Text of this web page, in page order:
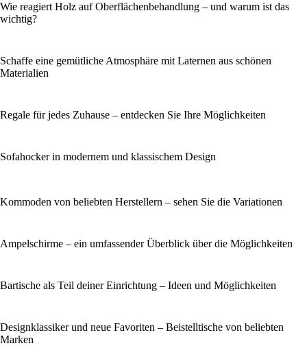
Wie reagiert Holz auf Oberflächenbehandlung – und warum ist das
wichtig?
Schaffe eine gemütliche Atmosphäre mit Laternen aus schönen
Materialien
Regale für jedes Zuhause – entdecken Sie Ihre Möglichkeiten
Sofahocker in modernem und klassischem Design
Kommoden von beliebten Herstellern – sehen Sie die Variationen
Ampelschirme – ein umfassender Überblick über die Möglichkeiten
Bartische als Teil deiner Einrichtung – Ideen und Möglichkeiten
Designklassiker und neue Favoriten – Beistelltische von beliebten
Marken